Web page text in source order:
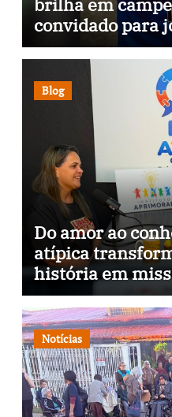
brilha em
convidado para
Itália
Blog
Do amor ao
atípica
história em
através da
e arte nas ruas
Notícias